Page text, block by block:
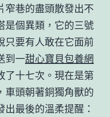
窄巷的盡頭散發出不
是個異類，它的三號
只要有人敢在它面前
到一甜心寶貝包養網
了十七次。現在是第
車頭朝著銅獨角獸的
最後的溫柔提醒：